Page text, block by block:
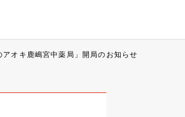
オキ鹿嶋宮中薬局」開局のお知らせ